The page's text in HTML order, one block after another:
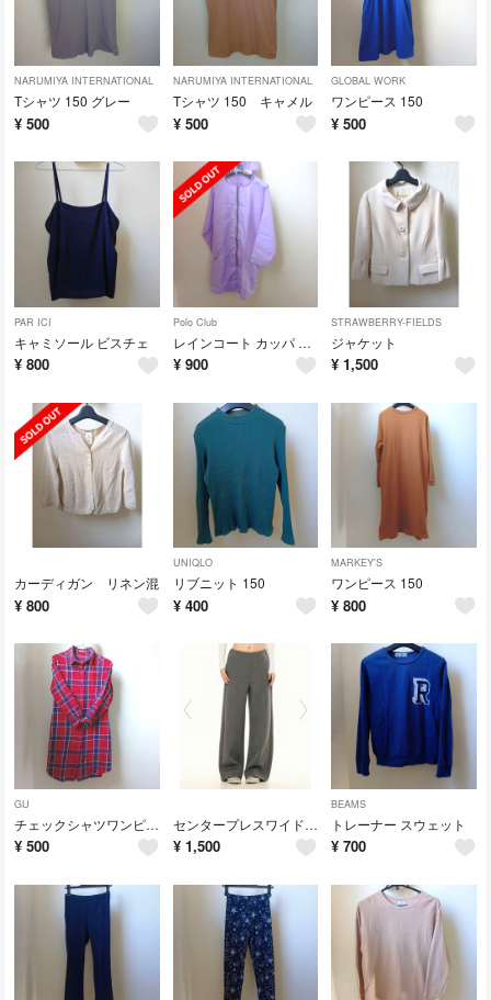
NARUMIYA INTERNATIONAL
Tシャツ 150 グレー
¥ 500
NARUMIYA INTERNATIONAL
Tシャツ 150 キャメル
¥ 500
GLOBAL WORK
ワンピース 150
¥ 500
PAR ICI
キャミソール ビスチェ
¥ 800
Polo Club
レインコート カッパ 150
¥ 900
STRAWBERRY-FIELDS
ジャケット
¥ 1,500
カーディガン リネン混
¥ 800
UNIQLO
リブニット 150
¥ 400
MARKEY'S
ワンピース 150
¥ 800
GU
チェックシャツワンピ 150
¥ 500
センタープレスワイドパンツ
¥ 1,500
BEAMS
トレーナー スウェット
¥ 700